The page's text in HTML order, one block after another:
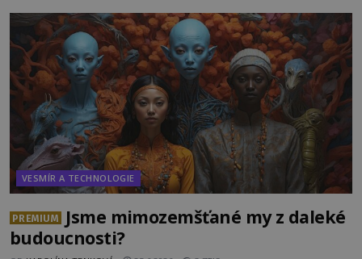
Právě nalezl ostatky dvou mimozemšťanů! Vědci
nad nálezem kroutí hlavou. Už na
VESMÍR A TECHNOLOGIE
PREMIUM
Jsme mimozemšťané my z daleké
budoucnosti?